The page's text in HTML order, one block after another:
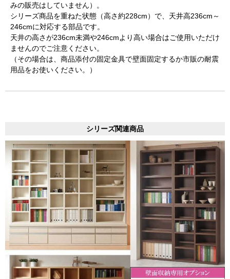
みの販売はしていません）。
シリーズ商品を重ねた状態（高さ約228cm）で、天井高236cm～
246cmに対応する部品です。
天井の高さが236cm未満や246cmより高い場合はご使用いただけ
ませんのでご注意ください。
（その場合は、商品添付の固定金具で壁面固定するか市販の耐震
用品をお使いください。）
シリーズ関連商品